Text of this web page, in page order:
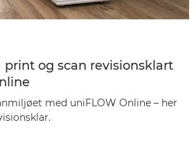
print og scan revisionsklart
med uniFLOW Online – her